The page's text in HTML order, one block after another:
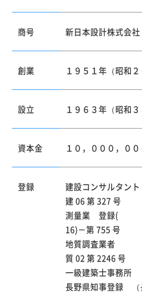
商号 新日本設計株式会社
創業 １９５１年（昭和
設立 １９６３年（昭和
資本金 １０，０００，０
登録
建設コンサルタント
建 06 第 327 号
測量業 登録(
16)－第 755 号
地質調査業者
質 02 第 2246 号
一級建築士事務所
長野県知事登録 （